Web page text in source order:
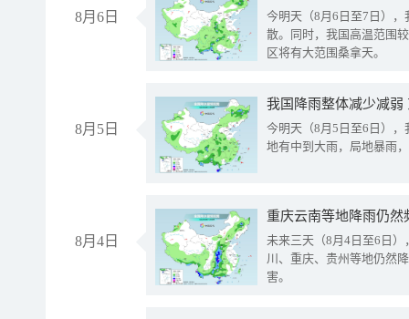
8月6日
今明天（8月6日至7日）
散。同时，我国高温范围
区将有大范围桑拿天。
8月5日
我国降雨整体减少减弱
今明天（8月5日至6日）
地有中到大雨，局地暴雨
8月4日
重庆云南等地降雨仍然
未来三天（8月4日至6日
川、重庆、贵州等地仍然
害。